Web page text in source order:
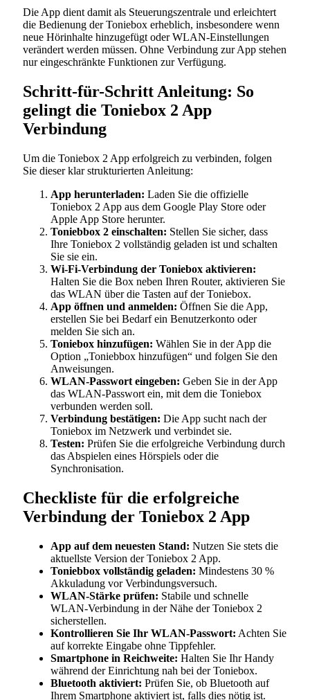
Die App dient damit als Steuerungszentrale und erleichtert
die Bedienung der Toniebox erheblich, insbesondere wenn
neue Hörinhalte hinzugefügt oder WLAN-Einstellungen
verändert werden müssen. Ohne Verbindung zur App stehen
nur eingeschränkte Funktionen zur Verfügung.
Schritt-für-Schritt Anleitung: So
gelingt die Toniebox 2 App
Verbindung
Um die Toniebox 2 App erfolgreich zu verbinden, folgen
Sie dieser klar strukturierten Anleitung:
App herunterladen: Laden Sie die offizielle
Toniebox 2 App aus dem Google Play Store oder
Apple App Store herunter.
Toniebbox 2 einschalten: Stellen Sie sicher, dass
Ihre Toniebox 2 vollständig geladen ist und schalten
Sie sie ein.
Wi-Fi-Verbindung der Toniebox aktivieren:
Halten Sie die Box neben Ihren Router, aktivieren Sie
das WLAN über die Tasten auf der Toniebox.
App öffnen und anmelden: Öffnen Sie die App,
erstellen Sie bei Bedarf ein Benutzerkonto oder
melden Sie sich an.
Toniebox hinzufügen: Wählen Sie in der App die
Option „Toniebbox hinzufügen“ und folgen Sie den
Anweisungen.
WLAN-Passwort eingeben: Geben Sie in der App
das WLAN-Passwort ein, mit dem die Toniebox
verbunden werden soll.
Verbindung bestätigen: Die App sucht nach der
Toniebox im Netzwerk und verbindet sie.
Testen: Prüfen Sie die erfolgreiche Verbindung durch
das Abspielen eines Hörspiels oder die
Synchronisation.
Checkliste für die erfolgreiche
Verbindung der Toniebox 2 App
App auf dem neuesten Stand: Nutzen Sie stets die
aktuellste Version der Toniebox 2 App.
Toniebbox vollständig geladen: Mindestens 30 %
Akkuladung vor Verbindungsversuch.
WLAN-Stärke prüfen: Stabile und schnelle
WLAN-Verbindung in der Nähe der Toniebox 2
sicherstellen.
Kontrollieren Sie Ihr WLAN-Passwort: Achten Sie
auf korrekte Eingabe ohne Tippfehler.
Smartphone in Reichweite: Halten Sie Ihr Handy
während der Einrichtung nah bei der Toniebox.
Bluetooth aktiviert: Prüfen Sie, ob Bluetooth auf
Ihrem Smartphone aktiviert ist, falls dies nötig ist.